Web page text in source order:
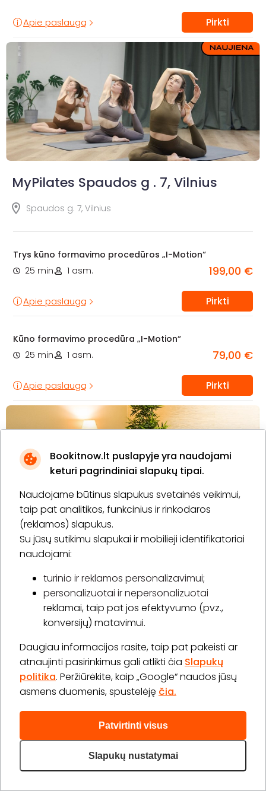
Bookitnow.lt puslapyje yra naudojami
keturi pagrindiniai slapukų tipai.
Naudojame būtinus slapukus svetainės veikimui,
taip pat analitikos, funkcinius ir rinkodaros
(reklamos) slapukus.
Su jūsų sutikimu slapukai ir mobilieji identifikatoriai
naudojami:
turinio ir reklamos personalizavimui;
personalizuotai ir nepersonalizuotai
reklamai, taip pat jos efektyvumo (pvz.,
konversijų) matavimui.
Daugiau informacijos rasite, taip pat pakeisti ar
atnaujinti pasirinkimus gali atlikti čia Slapukų
politika. Peržiūrėkite, kaip „Google“ naudos jūsų
asmens duomenis, spustelėję čia.
Patvirtinti visus
Slapukų nustatymai
Apie paslaugą Pirkti
MyPilates Spaudos g . 7, Vilnius
Spaudos g. 7, Vilnius
Trys kūno formavimo procedūros „I-Motion“
25 min.
1 asm. 199,00 €
Apie paslaugą Pirkti
Kūno formavimo procedūra „I-Motion“
25 min.
1 asm. 79,00 €
Apie paslaugą Pirkti
Kūno Harmonija
Laisvės pr. 117, Vilnius
25 min.
25,00 €
Apie paslaugą Pirkti
Šlaunų depiliacija (įskaitant kelius)
25 min.
1 asm. 25,00 €
Apie paslaugą Pirkti